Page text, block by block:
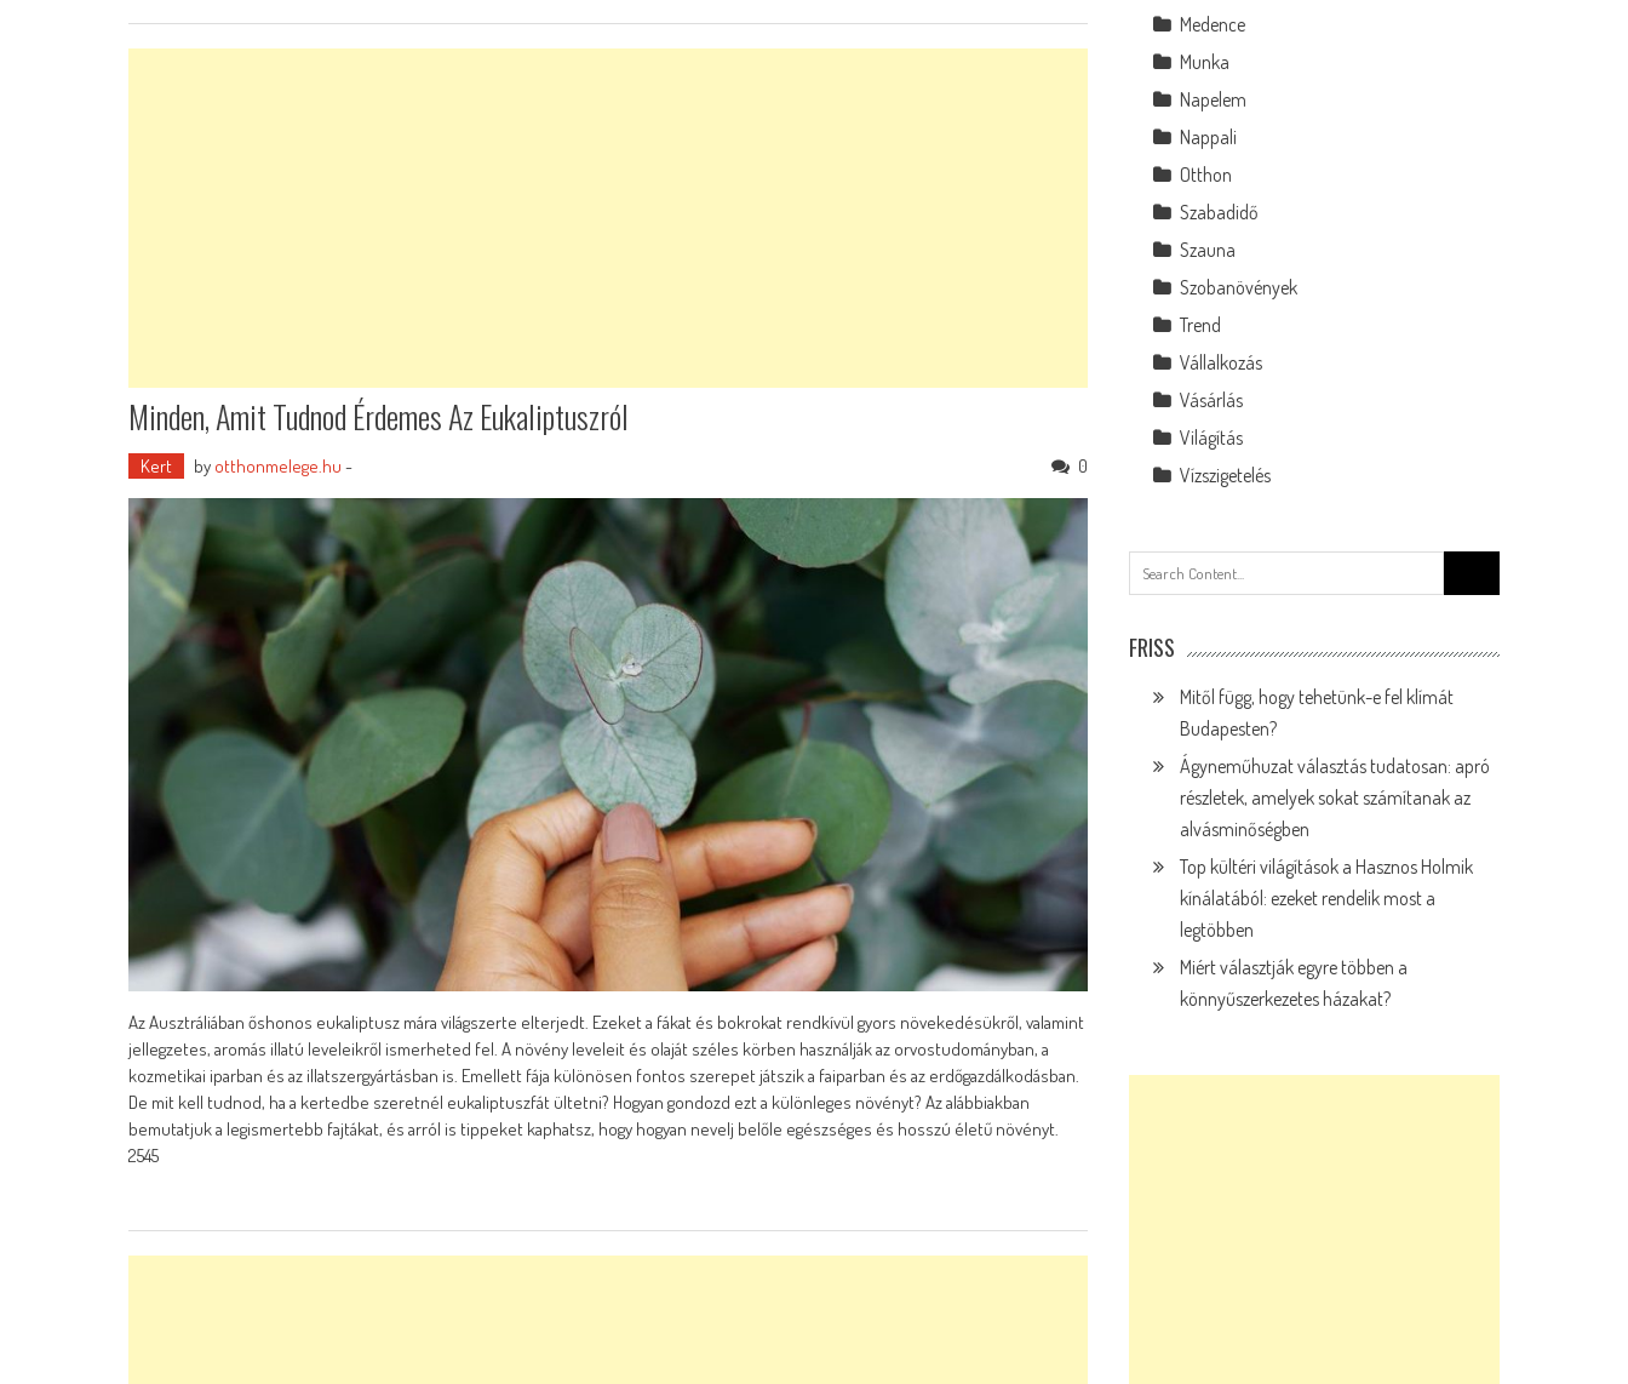
Minden, Amit Tudnod Érdemes Az Eukaliptuszról
Kert by otthonmelege.hu - 0
Az Ausztráliában őshonos eukaliptusz mára világszerte elterjedt. Ezeket a fákat és bokrokat rendkívül gyors növekedésükről, valamint
jellegzetes, aromás illatú leveleikről ismerheted fel. A növény leveleit és olaját széles körben használják az orvostudományban, a
kozmetikai iparban és az illatszergyártásban is. Emellett fája különösen fontos szerepet játszik a faiparban és az erdőgazdálkodásban.
De mit kell tudnod, ha a kertedbe szeretnél eukaliptuszfát ültetni? Hogyan gondozd ezt a különleges növényt? Az alábbiakban
bemutatjuk a legismertebb fajtákat, és arról is tippeket kaphatsz, hogy hogyan nevelj belőle egészséges és hosszú életű növényt.
2545
Medence
Munka
Napelem
Nappali
Otthon
Szabadidő
Szauna
Szobanövények
Trend
Vállalkozás
Vásárlás
Világítás
Vízszigetelés
for:
FRISS
Mitől függ, hogy tehetünk-e fel klímát
Budapesten?
Ágyneműhuzat választás tudatosan: apró
részletek, amelyek sokat számítanak az
alvásminőségben
Top kültéri világítások a Hasznos Holmik
kínálatából: ezeket rendelik most a
legtöbben
Miért választják egyre többen a
könnyűszerkezetes házakat?